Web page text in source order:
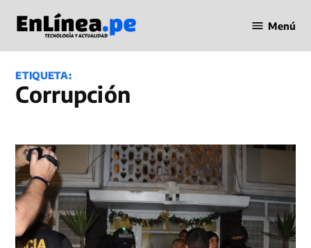
contenido
en Línea
Menú
ETIQUETA:
Corrupción